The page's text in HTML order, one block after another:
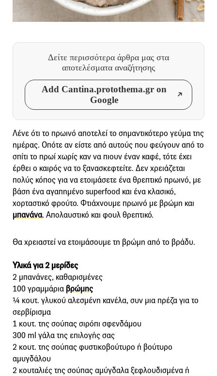
Δείτε περισσότερα άρθρα μας στα
αποτελέσματα αναζήτησης
Add Cantina.protothema.gr on
Google
Λένε ότι το πρωινό αποτελεί το σημαντικότερο γεύμα της
ημέρας. Οπότε αν είστε από αυτούς που φεύγουν από το
σπίτι το πρωί χωρίς καν να πιουν έναν καφέ, τότε έχει
έρθει ο καιρός να το ξανασκεφτείτε. Δεν χρειάζεται
πολύς κόπος για να ετοιμάσετε ένα θρεπτικό πρωινό, με
βάση ένα αγαπημένο superfood και ένα κλασικό,
χορταστικό φρούτο. Φτιάχνουμε πρωινό με βρώμη και
μπανάνα. Απολαυστικό και φουλ θρεπτικό.
Θα χρειαστεί να ετοιμάσουμε τη βρώμη από το βράδυ.
Υλικά για 2 μερίδες
2 μπανάνες, καθαρισμένες
100 γραμμάρια βρώμης
¼ κουτ. γλυκού αλεσμένη κανέλα, συν μια πρέζα για το
σερβίρισμα
1 κουτ. της σούπας σιρόπι σφενδάμου
300 ml γάλα της επιλογής σας
2 κουτ. της σούπας φυστικοβούτυρο ή βούτυρο
αμυγδάλου
2 κουταλιές της σούπας αμύγδαλα ξεφλουδισμένα ή